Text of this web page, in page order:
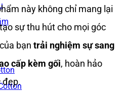
này không chỉ mang lại
sự thu hút cho mọi góc
bạn trải nghiệm sự sang
cấp kèm gối, hoàn hảo
đẹp.